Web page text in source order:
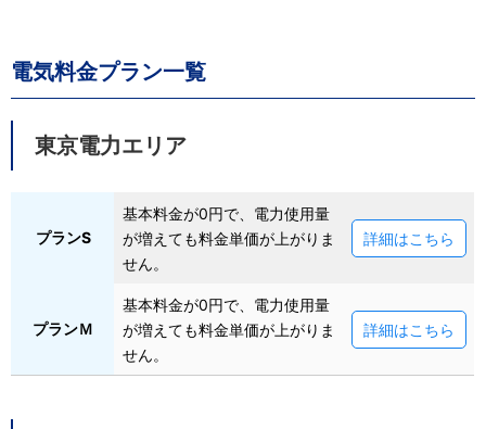
電気料金プラン一覧
東京電力エリア
プランS
基本料金が0円で、電力使用量
が増えても料金単価が上がりま
せん。
詳細はこちら
プランＭ
基本料金が0円で、電力使用量
が増えても料金単価が上がりま
せん。
詳細はこちら